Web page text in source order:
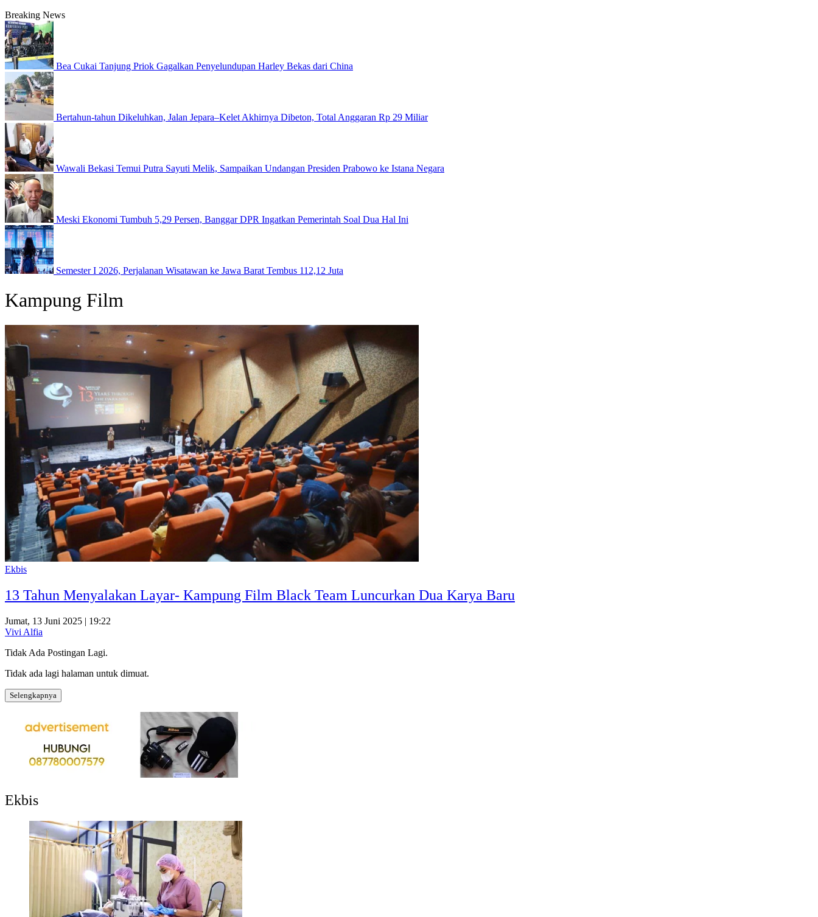
Breaking News
Bea Cukai Tanjung Priok Gagalkan Penyelundupan Harley Bekas dari China
Bertahun-tahun Dikeluhkan, Jalan Jepara–Kelet Akhirnya Dibeton, Total Anggaran Rp 29 Miliar
Wawali Bekasi Temui Putra Sayuti Melik, Sampaikan Undangan Presiden Prabowo ke Istana Negara
Meski Ekonomi Tumbuh 5,29 Persen, Banggar DPR Ingatkan Pemerintah Soal Dua Hal Ini
Semester I 2026, Perjalanan Wisatawan ke Jawa Barat Tembus 112,12 Juta
Kampung Film
Ekbis
13 Tahun Menyalakan Layar- Kampung Film Black Team Luncurkan Dua Karya Baru
Jumat, 13 Juni 2025 | 19:22
Vivi Alfia
Tidak Ada Postingan Lagi.
Tidak ada lagi halaman untuk dimuat.
Selengkapnya
Ekbis